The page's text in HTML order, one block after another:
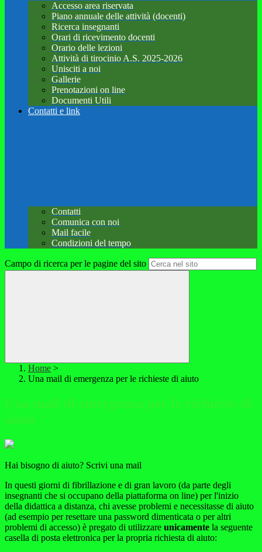
Accesso area riservata
Piano annuale delle attività (docenti)
Ricerca insegnanti
Orari di ricevimento docenti
Orario delle lezioni
Attività di tirocinio A.S. 2025-2026
Unisciti a noi
Gallerie
Prenotazioni on line
Documenti Utili
Contatti e link
Contatti
Comunica con noi
Mail facile
Condizioni del tempo
Campo di ricerca per le pagine del sito
Home >
Una mail di emergenza per le richieste di aiuto
Una mail di emergenza per le richieste di
aiuto
Hai bisogno di aiuto? Scrivi una mail
In questi giorni di fibrillazione e di gran lavoro (da parte degli
insegnanti che si occupano della piattaforma on line) per l'inizio
della didattica a distanza, chi avesse problemi e necessitasse di aiuto
(ad esempio per resettare una password dimenticata o per altri
problemi di accesso) è pregato di utilizzare unicamente la seguente
casella di posta elettronica per la propria richiesta di aiuto: